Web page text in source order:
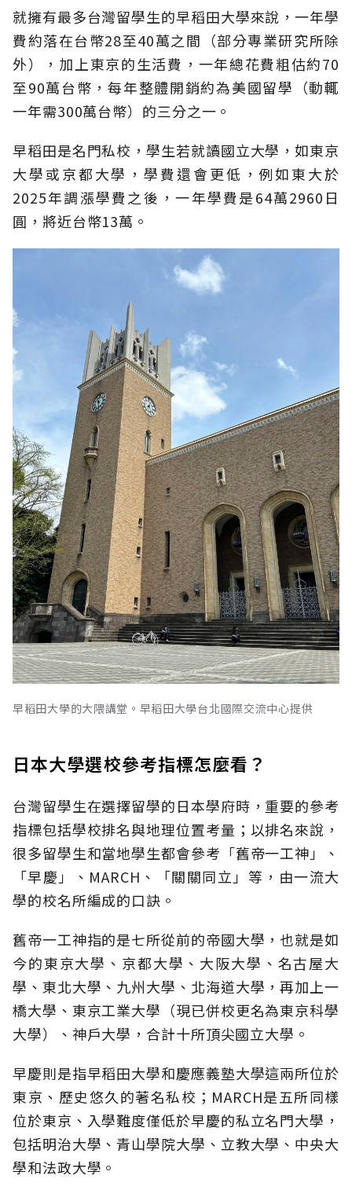
就擁有最多台灣留學生的早稻田大學來說，一年學
費約落在台幣28至40萬之間（部分專業研究所除
外），加上東京的生活費，一年總花費粗估約70
至90萬台幣，每年整體開銷約為美國留學（動輒
一年需300萬台幣）的三分之一。
早稻田是名門私校，學生若就讀國立大學，如東京
大學或京都大學，學費還會更低，例如東大於
2025年調漲學費之後，一年學費是64萬2960日
圓，將近台幣13萬。
早稻田大學的大隈講堂。早稻田大學台北國際交流中心提供
日本大學選校參考指標怎麼看？
台灣留學生在選擇留學的日本學府時，重要的參考
指標包括學校排名與地理位置考量；以排名來說，
很多留學生和當地學生都會參考「舊帝一工神」、
「早慶」、MARCH、「關關同立」等，由一流大
學的校名所編成的口訣。
舊帝一工神指的是七所從前的帝國大學，也就是如
今的東京大學、京都大學、大阪大學、名古屋大
學、東北大學、九州大學、北海道大學，再加上一
橋大學、東京工業大學（現已併校更名為東京科學
大學）、神戶大學，合計十所頂尖國立大學。
早慶則是指早稻田大學和慶應義塾大學這兩所位於
東京、歷史悠久的著名私校；MARCH是五所同樣
位於東京、入學難度僅低於早慶的私立名門大學，
包括明治大學、青山學院大學、立教大學、中央大
學和法政大學。